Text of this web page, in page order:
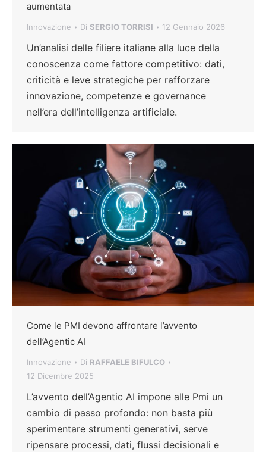
aumentata
Innovazione Di SERGIO TORRISI 12 Gennaio 2026
Un’analisi delle filiere italiane alla luce della
conoscenza come fattore competitivo: dati,
criticità e leve strategiche per rafforzare
innovazione, competenze e governance
nell’era dell’intelligenza artificiale.
Come le PMI devono affrontare l’avvento
dell’Agentic AI
Innovazione Di RAFFAELE BIFULCO
12 Dicembre 2025
L’avvento dell’Agentic AI impone alle Pmi un
cambio di passo profondo: non basta più
sperimentare strumenti generativi, serve
ripensare processi, dati, flussi decisionali e